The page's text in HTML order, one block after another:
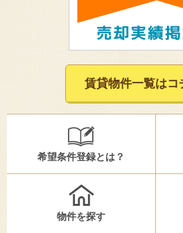
賃貸物件一覧はコ
希望条件登録とは？
物件を探す